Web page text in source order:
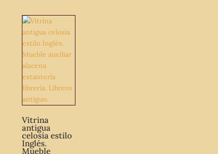
Vitrina
antigua
celosía estilo
Inglés.
Mueble